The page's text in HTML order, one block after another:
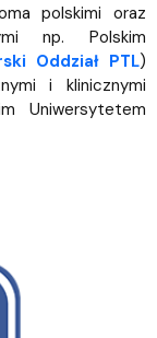
polskimi oraz
np. Polskim
Oddział PTL)
i klinicznymi
Uniwersytetem